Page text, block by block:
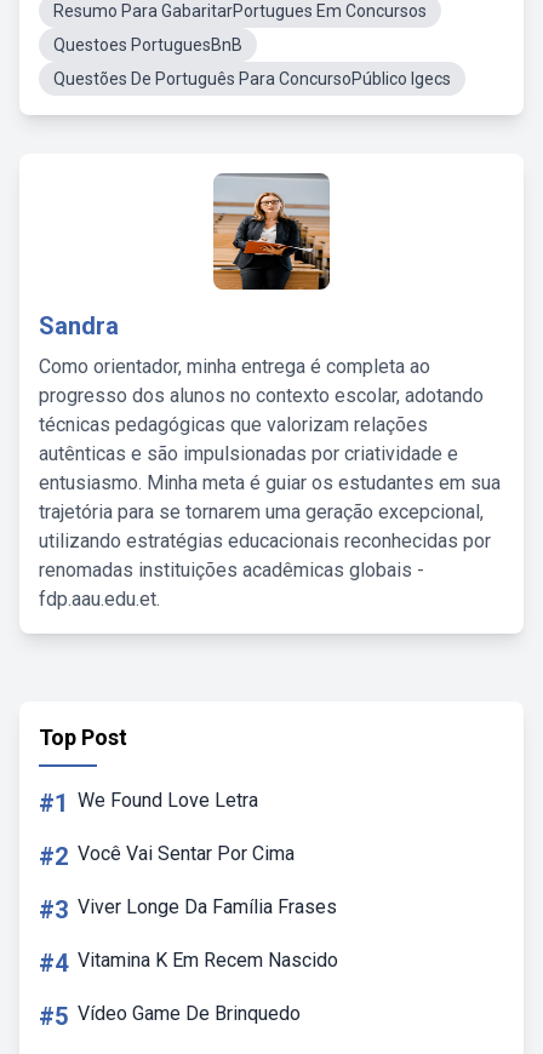
Resumo Para GabaritarPortugues Em Concursos
Questoes PortuguesBnB
Questões De Português Para ConcursoPúblico Igecs
Sandra
Como orientador, minha entrega é completa ao
progresso dos alunos no contexto escolar, adotando
técnicas pedagógicas que valorizam relações
autênticas e são impulsionadas por criatividade e
entusiasmo. Minha meta é guiar os estudantes em sua
trajetória para se tornarem uma geração excepcional,
utilizando estratégias educacionais reconhecidas por
renomadas instituições acadêmicas globais -
fdp.aau.edu.et.
Top Post
#1 We Found Love Letra
#2 Você Vai Sentar Por Cima
#3 Viver Longe Da Família Frases
#4 Vitamina K Em Recem Nascido
#5 Vídeo Game De Brinquedo